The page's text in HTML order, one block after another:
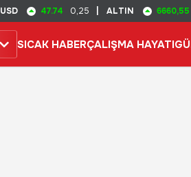
USD 47.74 0,25 ALTIN 6660,55
SICAK HABERÇALIŞMA HAYATI